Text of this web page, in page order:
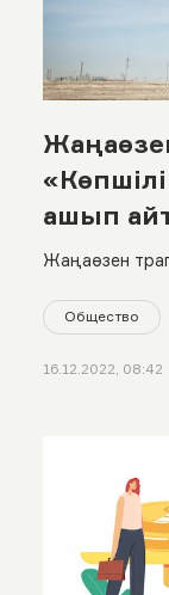
ашып
Жаңаөзен
Общество
16.12.2022, 08:42